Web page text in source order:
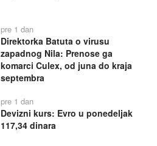
pre 1 dan
Direktorka Batuta o virusu
zapadnog Nila: Prenose ga
komarci Culex, od juna do kraja
septembra
pre 1 dan
Devizni kurs: Evro u ponedeljak
117,34 dinara